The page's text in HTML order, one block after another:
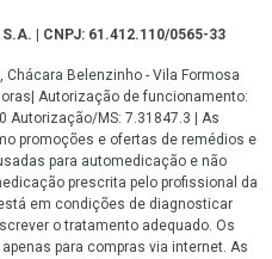
| CNPJ: 61.412.110/0565-33
Chácara Belenzinho - Vila Formosa
Autorização de funcionamento:
Autorização/MS: 7.31847.3 | As
promoções e ofertas de remédios e
para automedicação e não
prescrita pelo profissional da
em condições de diagnosticar
o tratamento adequado. Os
para compras via internet. As